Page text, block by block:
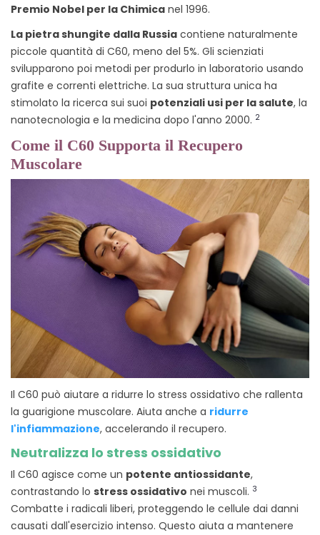
Premio Nobel per la Chimica nel 1996.
La pietra shungite dalla Russia contiene naturalmente
piccole quantità di C60, meno del 5%. Gli scienziati
svilupparono poi metodi per produrlo in laboratorio usando
grafite e correnti elettriche. La sua struttura unica ha
stimolato la ricerca sui suoi potenziali usi per la salute, la
nanotecnologia e la medicina dopo l'anno 2000. 2
Come il C60 Supporta il Recupero
Muscolare
Il C60 può aiutare a ridurre lo stress ossidativo che rallenta
la guarigione muscolare. Aiuta anche a ridurre
l'infiammazione, accelerando il recupero.
Neutralizza lo stress ossidativo
Il C60 agisce come un potente antiossidante,
contrastando lo stress ossidativo nei muscoli. 3
Combatte i radicali liberi, proteggendo le cellule dai danni
causati dall'esercizio intenso. Questo aiuta a mantenere